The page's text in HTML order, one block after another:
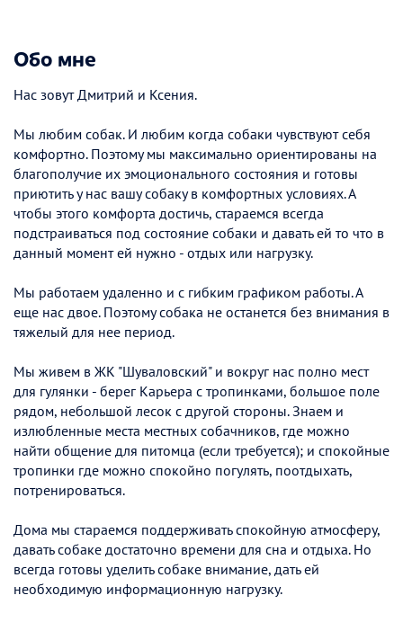
Обо мне
Нас зовут Дмитрий и Ксения.
Мы любим собак. И любим когда собаки чувствуют себя
комфортно. Поэтому мы максимально ориентированы на
благополучие их эмоционального состояния и готовы
приютить у нас вашу собаку в комфортных условиях. А
чтобы этого комфорта достичь, стараемся всегда
подстраиваться под состояние собаки и давать ей то что в
данный момент ей нужно - отдых или нагрузку.
Мы работаем удаленно и с гибким графиком работы. А
еще нас двое. Поэтому собака не останется без внимания в
тяжелый для нее период.
Мы живем в ЖК "Шуваловский" и вокруг нас полно мест
для гулянки - берег Карьера с тропинками, большое поле
рядом, небольшой лесок с другой стороны. Знаем и
излюбленные места местных собачников, где можно
найти общение для питомца (если требуется); и спокойные
тропинки где можно спокойно погулять, поотдыхать,
потренироваться.
Дома мы стараемся поддерживать спокойную атмосферу,
давать собаке достаточно времени для сна и отдыха. Но
всегда готовы уделить собаке внимание, дать ей
необходимую информационную нагрузку.